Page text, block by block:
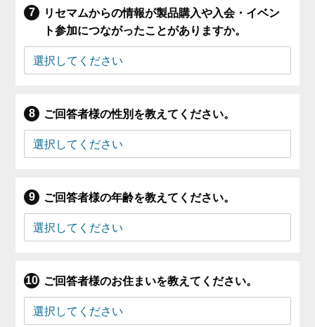
リセマムからの情報が製品購入や入会・イベン
ト参加につながったことがありますか。
ご回答者様の性別を教えてください。
ご回答者様の年齢を教えてください。
ご回答者様のお住まいを教えてください。